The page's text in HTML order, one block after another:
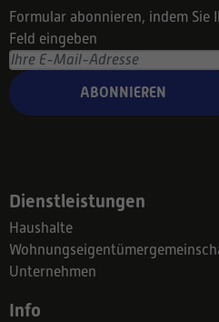
Formular abonnieren, indem Sie
Feld eingeben
ABONNIEREN
Dienstleistungen
Haushalte
Unternehmen
Info